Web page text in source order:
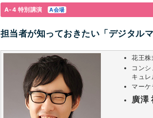
A-4 特別講演 A会場
担当者が知っておきたい「デジタル
花王株
コン
キュ
マー
廣澤